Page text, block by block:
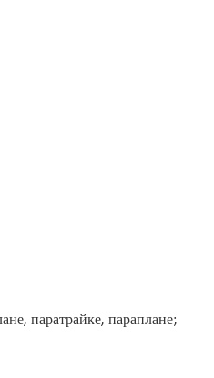
паратрайке, параплане;